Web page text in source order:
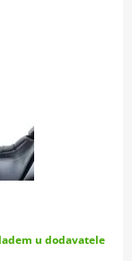
u dodavatele